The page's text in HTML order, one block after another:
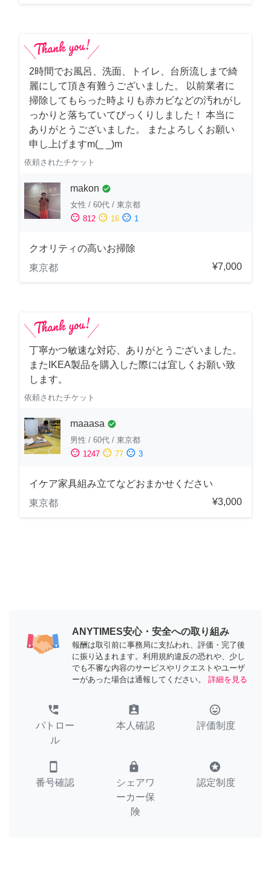
2時間でお風呂、洗面、トイレ、台所流しまで綺
麗にして頂き有難うございました。 以前業者に
掃除してもらった時よりも赤カビなどの汚れがし
っかりと落ちていてびっくりしました！ 本当に
ありがとうございました。 またよろしくお願い
申し上げますm(_ _)m
依頼されたチケット
makon check_circle
女性 / 60代 / 東京都
sentiment_satisfied 812 sentiment_neutral 16 sentiment_dissatisfied 1
クオリティの高いお掃除
東京都
¥7,000
丁寧かつ敏速な対応、ありがとうございました。
またIKEA製品を購入した際には宜しくお願い致
します。
依頼されたチケット
maaasa check_circle
男性 / 60代 / 東京都
sentiment_satisfied 1247 sentiment_neutral 77 sentiment_dissatisfied 3
イケア家具組み立てなどおまかせください
東京都
¥3,000
ANYTIMES安心・安全への取り組み
報酬は取引前に事務局に支払われ、評価・完了後
に振り込まれます。利用規約違反の恐れや、少し
でも不審な内容のサービスやリクエストやユーザ
ーがあった場合は通報してください。
詳細を見る
perm_phone_msg
パトロー
ル
assignment_ind
本人確認
tag_faces
評価制度
smartphone
番号確認
lock
シェアワ
ーカー保
険
stars
認定制度